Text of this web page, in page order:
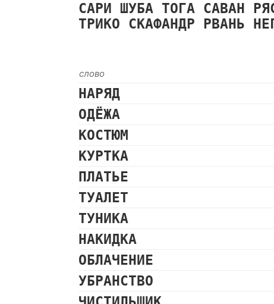
САРИ ШУБА ТОГА САВАН
ТРИКО СКАФАНДР РВАНЬ
слово
НАРЯД
ОДЁЖА
КОСТЮМ
КУРТКА
ПЛАТЬЕ
ТУАЛЕТ
ТУНИКА
НАКИДКА
ОБЛАЧЕНИЕ
УБРАНСТВО